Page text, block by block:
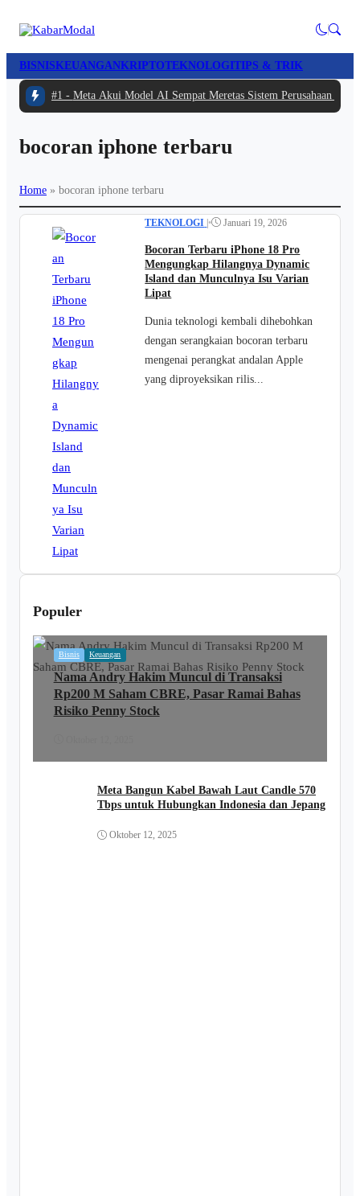
BISNISKEUANGANKRIPTOTEKNOLOGITIPS & TRIK
#1 - Meta Akui Model AI Sempat Meretas Sistem Perusahaan
bocoran iphone terbaru
Home » bocoran iphone terbaru
TEKNOLOGI • Januari 19, 2026
Bocoran Terbaru iPhone 18 Pro
Mengungkap Hilangnya Dynamic
Island dan Munculnya Isu Varian
Lipat
Dunia teknologi kembali dihebohkan
dengan serangkaian bocoran terbaru
mengenai perangkat andalan Apple
yang diproyeksikan rilis...
Populer
Bisnis Keuangan
Nama Andry Hakim Muncul di Transaksi
Rp200 M Saham CBRE, Pasar Ramai Bahas
Risiko Penny Stock
Meta Bangun Kabel Bawah Laut Candle 570
Tbps untuk Hubungkan Indonesia dan Jepang
Oktober 12, 2025